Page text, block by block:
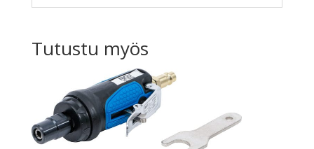
Tutustu myös